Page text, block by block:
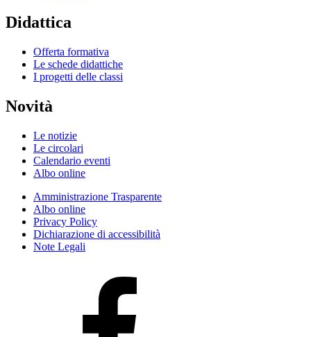
Didattica
Offerta formativa
Le schede didattiche
I progetti delle classi
Novità
Le notizie
Le circolari
Calendario eventi
Albo online
Amministrazione Trasparente
Albo online
Privacy Policy
Dichiarazione di accessibilità
Note Legali